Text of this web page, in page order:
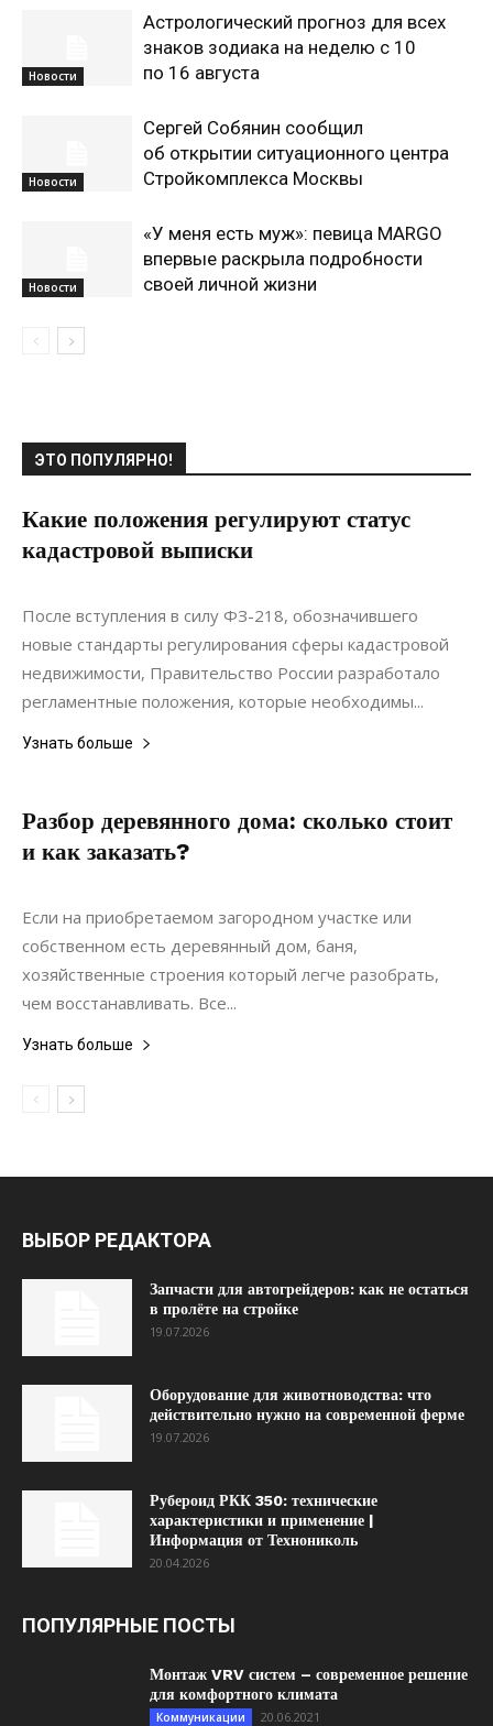
Новости
Астрологический прогноз для всех
знаков зодиака на неделю с 10
по 16 августа
Новости
Сергей Собянин сообщил
об открытии ситуационного центра
Стройкомплекса Москвы
Новости
«У меня есть муж»: певица MARGO
впервые раскрыла подробности
своей личной жизни
ЭТО ПОПУЛЯРНО!
Какие положения регулируют статус
кадастровой выписки
31.08.2018
После вступления в силу ФЗ-218, обозначившего
новые стандарты регулирования сферы кадастровой
недвижимости, Правительство России разработало
регламентные положения, которые необходимы...
Узнать больше
Разбор деревянного дома: сколько стоит
и как заказать?
09.05.2020
Если на приобретаемом загородном участке или
собственном есть деревянный дом, баня,
хозяйственные строения который легче разобрать,
чем восстанавливать. Все...
Узнать больше
ВЫБОР РЕДАКТОРА
Запчасти для автогрейдеров: как не остаться
в пролёте на стройке
19.07.2026
Оборудование для животноводства: что
действительно нужно на современной ферме
19.07.2026
Рубероид РКК 350: технические
характеристики и применение |
Информация от Технониколь
20.04.2026
ПОПУЛЯРНЫЕ ПОСТЫ
Монтаж VRV систем – современное решение
для комфортного климата
Коммуникации 20.06.2021